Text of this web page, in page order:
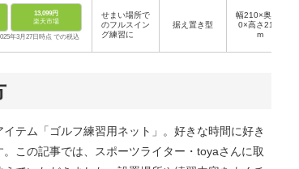
13,099円
楽天市場
年3月27日時点 での税込
せまい場所で
のフルスイン
グ練習に
据え置き型
幅210×奥行9
0×高さ210c
m
テム「ゴルフ練習用ネット」。好きな時間に好き
この記事では、スポーツライター・toyaさんに取